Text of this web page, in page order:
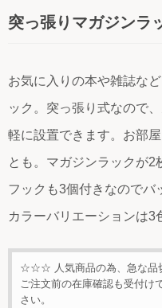
突っ張りマガジンラ
お気に入りの本や雑誌な
ック。突っ張り式なので
軽に設置できます。お部
とも。マガジンラックが
フックも3個付きなのでバ
カラーバリエーションは3
☆☆☆ 人気商品の為、急な品
ご注文前の在庫確認も受付け
さい。